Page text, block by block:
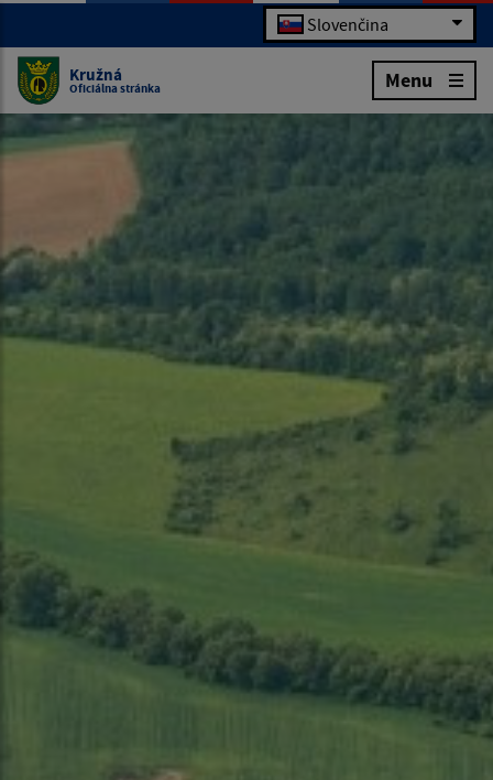
Slovenčina
Kružná
Oficiálna stránka Menu